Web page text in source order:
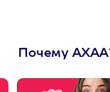
Почему